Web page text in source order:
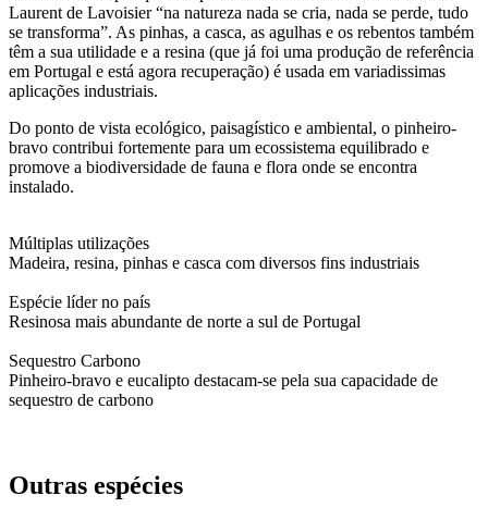
Laurent de Lavoisier “na natureza nada se cria, nada se perde, tudo
se transforma”. As pinhas, a casca, as agulhas e os rebentos também
têm a sua utilidade e a resina (que já foi uma produção de referência
em Portugal e está agora recuperação) é usada em variadissimas
aplicações industriais.
Do ponto de vista ecológico, paisagístico e ambiental, o pinheiro-
bravo contribui fortemente para um ecossistema equilibrado e
promove a biodiversidade de fauna e flora onde se encontra
instalado.
Múltiplas utilizações
Madeira, resina, pinhas e casca com diversos fins industriais
Espécie líder no país
Resinosa mais abundante de norte a sul de Portugal
Sequestro Carbono
Pinheiro-bravo e eucalipto destacam-se pela sua capacidade de
sequestro de carbono
Outras espécies